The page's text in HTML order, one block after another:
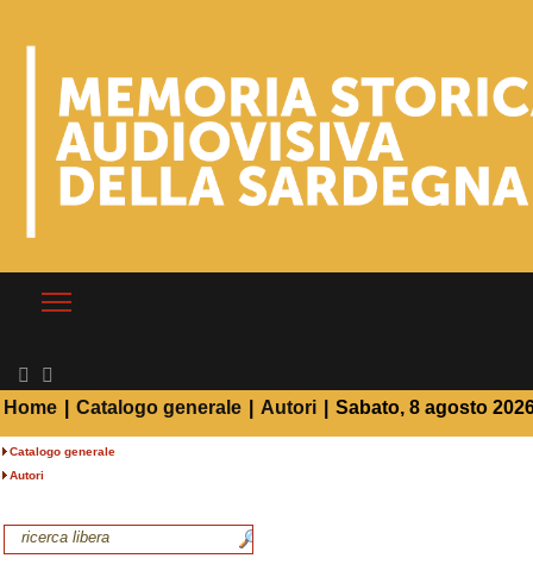
Home Catalogo generale Autori Sabato, 8 agosto
Catalogo generale
Autori